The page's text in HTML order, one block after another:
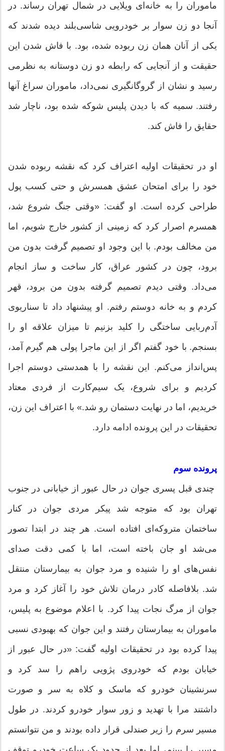
ماموران را به خانه‌ای ویلایی در شمال تهران رساند. در
آنجا دو زن سوار بر خودرویی شاسی‌بلند دیده شدند که
یکی از آنان همان زن ربوده‌ شده، ‌بود. با فاش شدن این
حقیقت و از آنجایی که رابطه دو زن دوستانه به نظرمی
رسید و نشان از گروگانگیری نمی‌داد، ماموران سراغ آنها
رفتند. سمیه که با دیدن پلیس شوکه شده بود، ‌ناچار شد
حقایق را فاش کند.
او در تحقیقات اولیه اعتراف کرد که نقشه‌ ربوده شدن
خود را برای امتحان عشق همسرش و حتی کسب پول
طراحی کرده است. او گفت: «وقتی جنگ شروع شد،
همسرم اصرار کرد که زمینی از کشور خارج شویم، اما
من مخالف بودم. با این وجود او تصمیم گرفت بدون من
برود، چون در کشور عراق، کار ساخت و ساز انجام
می‌داد. وقتی دیدم تصمیم گرفته بدون من برود، قهر
کردم و به خانه دوستم رفتم. او پیشنهاد داد تا سناریوی
آدم‌ربایی ساختگی را کلید بزنیم تا میزان علاقه او را
بسنجم. با خود گفتم اگر از این ماجرا پولی هم گیرم ‌آمد،
پس‌انداز می‌کنم. این نقشه را با همدستی دوستم اجرا
کردیم و برای شروع، یک سیم‌کارت از فردی معتاد
خریدیم، اما در نهایت دستمان رو شد.» با اعتراف این زن،
تحقیقات در این پرونده ادامه دارد.
پرونده سوم
چندی قبل پسری جوان در حال عبور از خیابانی در جنوب
تهران بود که متوجه شد پیکر مردی جوان در کنار
ساختمان متروکه‌ای افتاده است. هر چند در ابتدا تصور
می‌شد او جان باخته است، اما با کمی دقت صدای
نفس‌های او را شنیده و مرد جوان به بیمارستان منتقل
شد. بلافاصله کادر درمان تلاش خود را آغاز کرد و مرد
جوان از مرگ نجات پیدا کرد. با اعلام موضوع به پلیس،
ماموران به بیمارستان رفتند و این جوان که بهبودی نسبی
پیدا کرده بود در تحقیقات اولیه گفت: «در حال عبور از
خیابان بودم که خودروی پژویی راهم را سد کرد و
سرنشینان خودرو که ماسک و کلاه به سر و صورت
داشتند مرا با تهدید و زور سوار خودرو کردند. در طول
مسیر سرم را زیر صندلی قرار داده بودند و من نتوانستم